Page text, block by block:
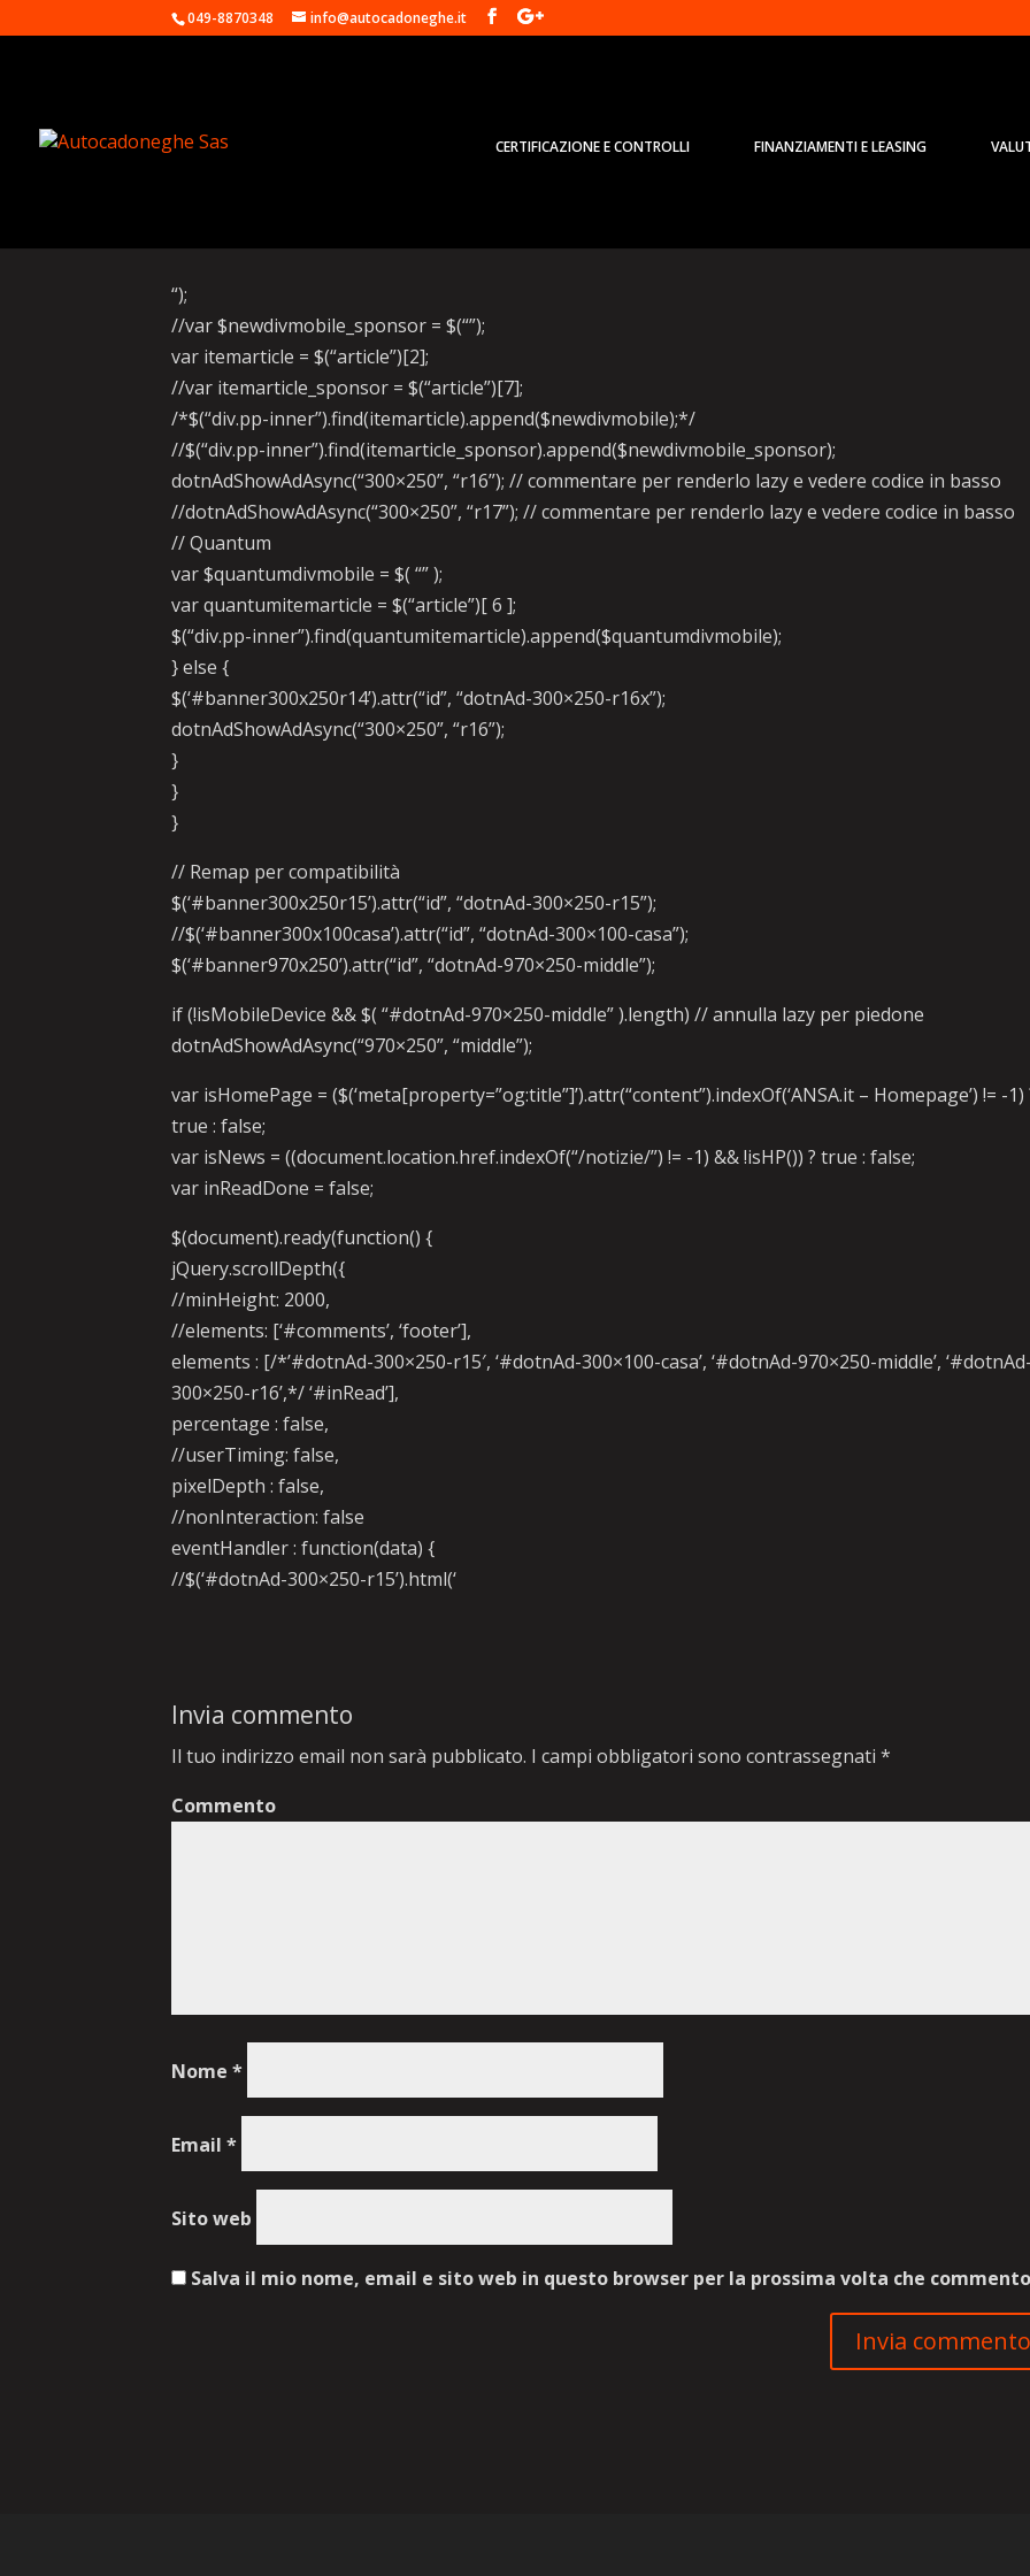
049-8870348 info@autocadoneghe.it
CERTIFICAZIONE E CONTROLLI FINANZIAMENTI E LEASING
“);
//var $newdivmobile_sponsor = $(“”);
var itemarticle = $(“article”)[2];
//var itemarticle_sponsor = $(“article”)[7];
/*$(“div.pp-inner”).find(itemarticle).append($newdivmobile);*/
//$(“div.pp-inner”).find(itemarticle_sponsor).append($newdivmobile_sponsor);
dotnAdShowAdAsync(“300×250”, “r16”); // commentare per renderlo lazy e vedere codice in basso
//dotnAdShowAdAsync(“300×250”, “r17”); // commentare per renderlo lazy e vedere codice in basso
// Quantum
var $quantumdivmobile = $( “” );
var quantumitemarticle = $(“article”)[ 6 ];
$(“div.pp-inner”).find(quantumitemarticle).append($quantumdivmobile);
} else {
$(‘#banner300x250r14’).attr(“id”, “dotnAd-300×250-r16x”);
dotnAdShowAdAsync(“300×250”, “r16”);
}
}
}
// Remap per compatibilità
$(‘#banner300x250r15’).attr(“id”, “dotnAd-300×250-r15”);
//$(‘#banner300x100casa’).attr(“id”, “dotnAd-300×100-casa”);
$(‘#banner970x250’).attr(“id”, “dotnAd-970×250-middle”);
if (!isMobileDevice && $( “#dotnAd-970×250-middle” ).length) // annulla lazy per piedone
dotnAdShowAdAsync(“970×250”, “middle”);
var isHomePage = ($(‘meta[property=”og:title”]’).attr(“content”).indexOf(‘ANSA.it – Homepage’) != -1)
true : false;
var isNews = ((document.location.href.indexOf(“/notizie/”) != -1) && !isHP()) ? true : false;
var inReadDone = false;
$(document).ready(function() {
jQuery.scrollDepth({
//minHeight: 2000,
//elements: [‘#comments’, ‘footer’],
elements : [/*’#dotnAd-300×250-r15′, ‘#dotnAd-300×100-casa’, ‘#dotnAd-970×250-middle’,
300×250-r16’,*/ ‘#inRead’],
percentage : false,
//userTiming: false,
pixelDepth : false,
//nonInteraction: false
eventHandler : function(data) {
//$(‘#dotnAd-300×250-r15’).html(‘
Invia commento
Il tuo indirizzo email non sarà pubblicato. I campi obbligatori sono contrassegnati*
Commento
Nome*
Email*
Sito web
Salva il mio nome, email e sito web in questo browser per la prossima volta che